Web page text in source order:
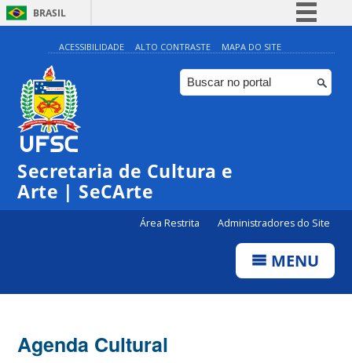
BRASIL
Simplifique!
Comunica BR
Participe
ACESSIBILIDADE ALTO CONTRASTE MAPA DO SITE
Secretaria de Cultura e
Arte | SeCArte
Área Restrita Administradores do Site
MENU
Agenda Cultural
0:00
1:00
5:00